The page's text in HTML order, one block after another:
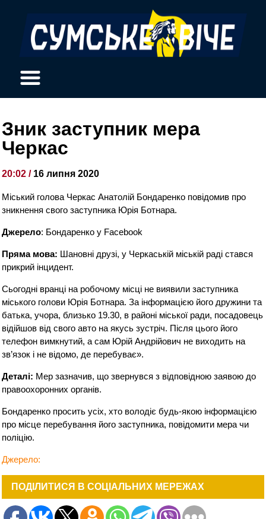
Зник заступник мера
Черкас
20:02 / 16 липня 2020
Міський голова Черкас Анатолій Бондаренко повідомив про
зникнення свого заступника Юрія Ботнара.
Джерело: Бондаренко у Facebook
Пряма мова: Шановні друзі, у Черкаській міській раді стався
прикрий інцидент.
Сьогодні вранці на робочому місці не виявили заступника
міського голови Юрія Ботнара. За інформацією його дружини та
батька, учора, близько 19.30, в районі міської ради, посадовець
відійшов від свого авто на якусь зустріч. Після цього його
телефон вимкнутий, а сам Юрій Андрійович не виходить на
зв’язок і не відомо, де перебуває».
Деталі: Мер зазначив, що звернувся з відповідною заявою до
правоохоронних органів.
Бондаренко просить усіх, хто володіє будь-якою інформацією
про місце перебування його заступника, повідомити мера чи
поліцію.
Джерело:
ПОДІЛИТИСЯ В СОЦІАЛЬНИХ МЕРЕЖАХ